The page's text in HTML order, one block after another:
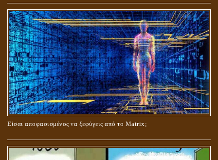
Είσαι αποφασισμένος να ξεφύγεις από το Matrix;
ΟΙ ΑΙΤΙΕΣ ΓΙΑ ΤΗΝ ΕΠΙΘΕΤΙΚΗ ΣΥΜΠΕΡΙΦΟΡΑ ΤΟΥ ΧΡΙΣΤΟΥ ΣΤΑ
ΝΗΠΙΑΚΑ ΤΟΥ ΧΡΟΝΙΑ